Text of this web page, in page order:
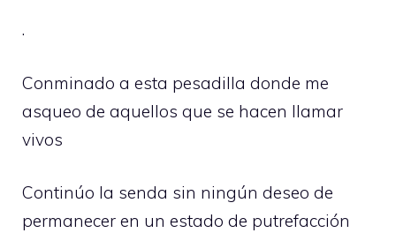
.
Conminado a esta pesadilla donde me
asqueo de aquellos que se hacen llamar
vivos
Continúo la senda sin ningún deseo de
permanecer en un estado de putrefacción